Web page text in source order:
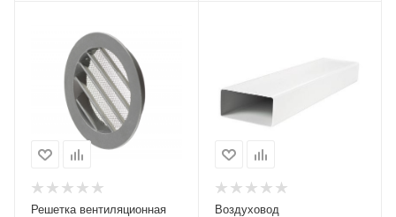
Решетка вентиляционная
Воздуховод